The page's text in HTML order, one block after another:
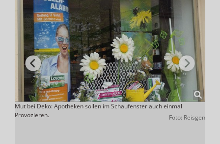
Mut bei Deko: Apotheken sollen im Schaufenster auch einmal
Provozieren.
Foto: Reisgen